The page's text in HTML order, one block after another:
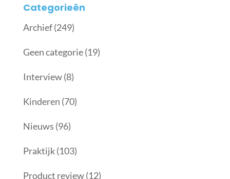
Categorieën
Archief(249)
Geen categorie(19)
Interview(8)
Kinderen (70)
Nieuws (96)
Praktijk(103)
Product review(12)